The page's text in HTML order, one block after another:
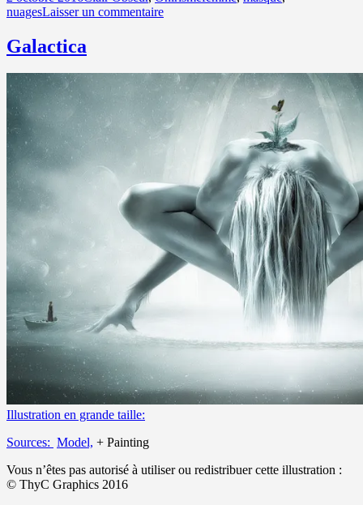
le
nuagesLaisser un commentairesur
Galactica
Illustration en grande taille:
Sources: Model, + Painting
Vous n’êtes pas autorisé à utiliser ou redistribuer cette illustration :
© ThyC Graphics 2016